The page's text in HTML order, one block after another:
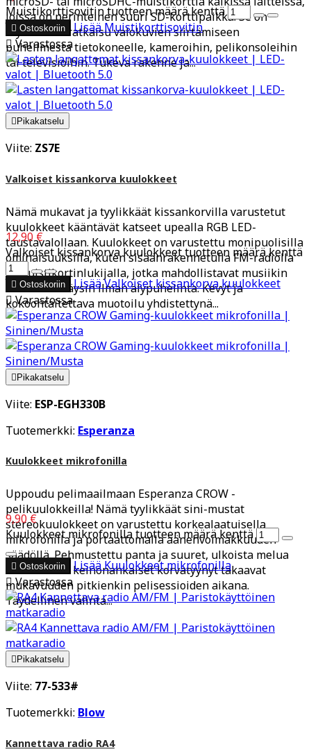
joissa on perinteinen suuri SD-korttipaikka. Se on
täydellinen ratkaisu valokuvien siirtämiseen
puhelimesta tietokoneelle, kameroihin, pelikonsoleihin
tai televisioihin. Tukeva rakenne ja...
Muistikorttisovitin tuotteen määrä kenttä
 Ostoskoriin LisääMuistikorttisovitin
Varastossa
 Pikakatselu
Viite: ZS7E
Valkoiset kissankorva kuulokkeet
Nämä mukavat ja tyylikkäät kissankorvilla varustetut
kuulokkeet kääntävät katseet upealla RGB LED-
taustavalollaan. Kuulokkeet on varustettu monipuolisilla
ominaisuuksilla, kuten sisäänrakennetulla FM-radiolla
ja muistikortinlukijalla, jotka mahdollistavat musiikin
kuuntelun täysin ilman älypuhelinta. Kevyt ja
kokoontaitettava muotoilu yhdistettynä...
12,90 €
Valkoiset kissankorva kuulokkeet tuotteen määrä kenttä
 Ostoskoriin LisääValkoiset kissankorva kuulokkeet
Varastossa
Pikakatselu
Viite: ESP-EGH330B
Tuotemerkki: Esperanza
Kuulokkeet mikrofonilla
Uppoudu pelimaailmaan Esperanza CROW -
pelikuulokkeilla! Nämä tyylikkäät sini-mustat
stereokuulokkeet on varustettu korkealaatuisella
mikrofonilla ja portaattomalla äänenvoimakkuuden
säädöllä. Pehmustettu panta ja suuret, ulkoista melua
vaimentavat keinonahkaiset korvatyynyt takaavat
mukavuuden pitkienkin pelisessioiden aikana.
Täydellinen valinta...
9,90 €
Kuulokkeet mikrofonilla tuotteen määrä kenttä
 Ostoskoriin LisääKuulokkeet mikrofonilla
Varastossa
 Pikakatselu
Viite: 77-533#
Tuotemerkki: Blow
Kannettava radio RA4